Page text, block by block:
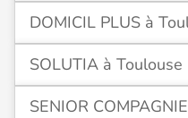
DOMICIL PLUS à
SOLUTIA à
SENIOR